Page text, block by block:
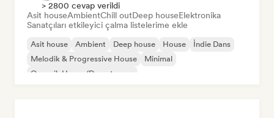
> 2800 cevap verildi
Asit houseAmbientChill outDeep houseElektronika
Sanatçıları etkileyici çalma listelerime ekle
Asit house Ambient Deep house House
İndie Dans
Melodik & Progressive House
Minimal
Organik House/Downtempo